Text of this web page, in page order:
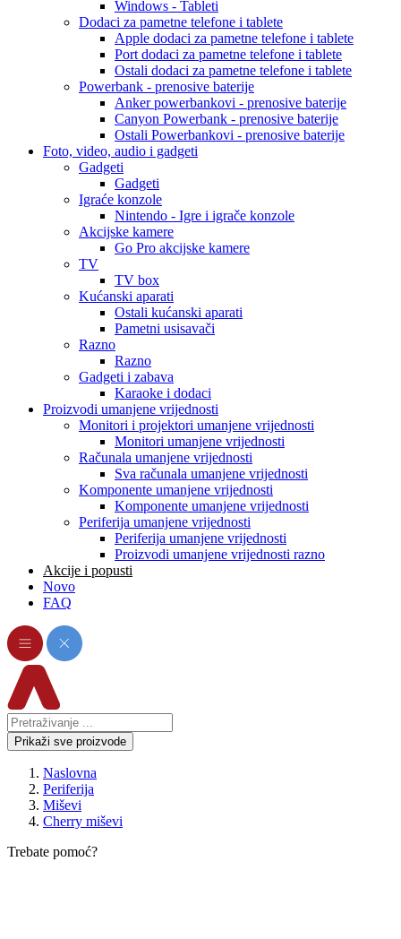
Windows - Tableti
Dodaci za pametne telefone i tablete
Apple dodaci za pametne telefone i tablete
Port dodaci za pametne telefone i tablete
Ostali dodaci za pametne telefone i tablete
Powerbank - prenosive baterije
Anker powerbankovi - prenosive baterije
Canyon Powerbank - prenosive baterije
Ostali Powerbankovi - prenosive baterije
Foto, video, audio i gadgeti
Gadgeti
Gadgeti
Igraće konzole
Nintendo - Igre i igrače konzole
Akcijske kamere
Go Pro akcijske kamere
TV
TV box
Kućanski aparati
Ostali kućanski aparati
Pametni usisavači
Razno
Razno
Gadgeti i zabava
Karaoke i dodaci
Proizvodi umanjene vrijednosti
Monitori i projektori umanjene vrijednosti
Monitori umanjene vrijednosti
Računala umanjene vrijednosti
Sva računala umanjene vrijednosti
Komponente umanjene vrijednosti
Komponente umanjene vrijednosti
Periferija umanjene vrijednosti
Periferija umanjene vrijednosti
Proizvodi umanjene vrijednosti razno
Akcije i popusti
Novo
FAQ
Prikaži sve proizvode
Naslovna
Periferija
Miševi
Cherry miševi
Trebate pomoć?